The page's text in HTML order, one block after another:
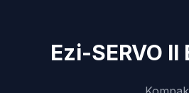
Ezi-SERVO